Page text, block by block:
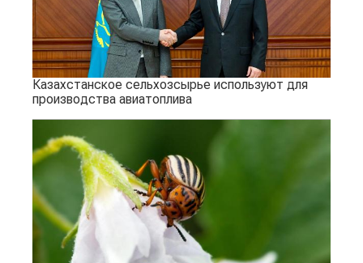
Казахстанское сельхозсырье используют для
производства авиатоплива